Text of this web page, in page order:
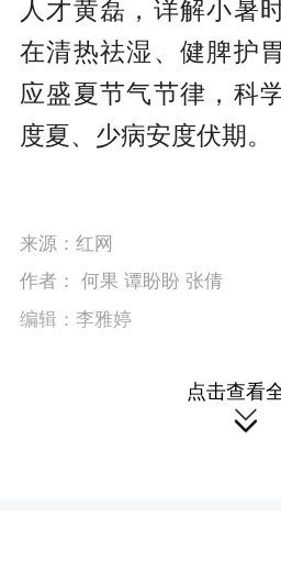
人才黄磊，详解小暑
在清热祛湿、健脾护
应盛夏节气节律，科
度夏、少病安度伏期。
来源：红网
作者： 何果 谭盼盼 张倩
编辑：李雅婷
本站原创文章，转载请附上原文链接。
点击查看
